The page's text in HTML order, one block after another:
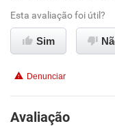
Conciliação com a
Benefícios
Recomenda esta
Esta avaliação foi útil?
Sim
Denunciar
Avaliação